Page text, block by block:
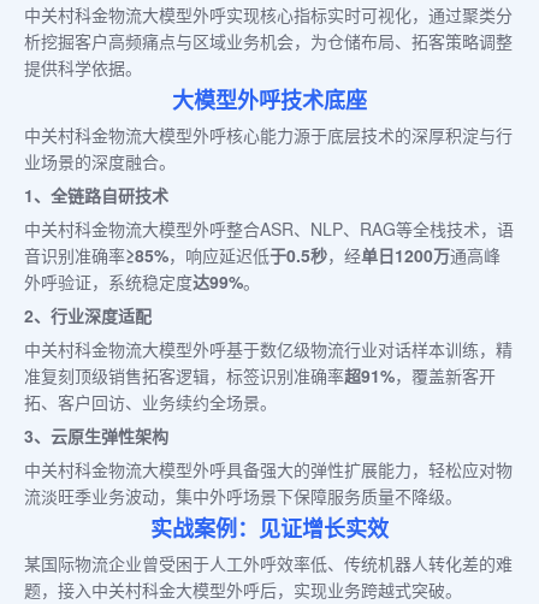
中关村科金物流大模型外呼实现核心指标实时可视化，通过聚类分
析挖掘客户高频痛点与区域业务机会，为仓储布局、拓客策略调整
提供科学依据。
大模型外呼技术底座
中关村科金物流大模型外呼核心能力源于底层技术的深厚积淀与行
业场景的深度融合。
1、全链路自研技术
中关村科金物流大模型外呼整合ASR、NLP、RAG等全栈技术，语
音识别准确率≥85%，响应延迟低于0.5秒，经单日1200万通高峰
外呼验证，系统稳定度达99%。
2、行业深度适配
中关村科金物流大模型外呼基于数亿级物流行业对话样本训练，精
准复刻顶级销售拓客逻辑，标签识别准确率超91%，覆盖新客开
拓、客户回访、业务续约全场景。
3、云原生弹性架构
中关村科金物流大模型外呼具备强大的弹性扩展能力，轻松应对物
流淡旺季业务波动，集中外呼场景下保障服务质量不降级。
实战案例：见证增长实效
某国际物流企业曾受困于人工外呼效率低、传统机器人转化差的难
题，接入中关村科金大模型外呼后，实现业务跨越式突破。